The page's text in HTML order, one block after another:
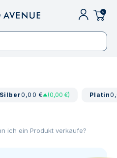
0
Silber0,00 € (0,00 €) Platin
ich ein Produkt verkaufe?